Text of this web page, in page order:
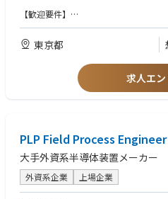
■出張について
・出張無し拠点
北海道オフィス
北上サービスセンター
四日市テクノロジーセンター※四日市
（業務経験でなく、研究や評価レベル
・装置メーカー、材料メーカー、デ
立ち上げ、顧客対応の経験
・実験結果やデータをまとめ、改善
手法の名称を使っていなくても問題あ
・顧客先や現場での評価対応、技術説
・英語の技術資料を読むことに抵抗が
【歓迎要件】
・英語力
・スタートアップや小規模組織での業
・プロジェクトマネジメント経験
東京都
求人エ
PLP Field Process Engineer
大手外資系半導体装置メーカー
外資系企業 上場企業